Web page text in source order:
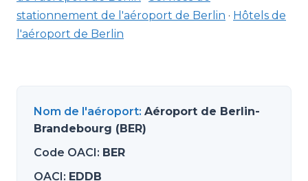
stationnement de l'aéroport de Berlin · Hôtels de
l'aéroport de Berlin
Nom de l'aéroport: Aéroport de Berlin-
Brandebourg (BER)
Code OACI: BER
OACI: EDDB